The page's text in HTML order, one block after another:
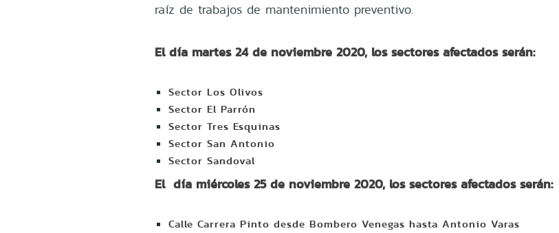
raíz de trabajos de mantenimiento preventivo.
El día martes 24 de noviembre 2020, los sectores afectados serán:
Sector Los Olivos
Sector El Parrón
Sector Tres Esquinas
Sector San Antonio
Sector Sandoval
El día miércoles 25 de noviembre 2020, los sectores afectados serán:
Calle Carrera Pinto desde Bombero Venegas hasta Antonio Varas